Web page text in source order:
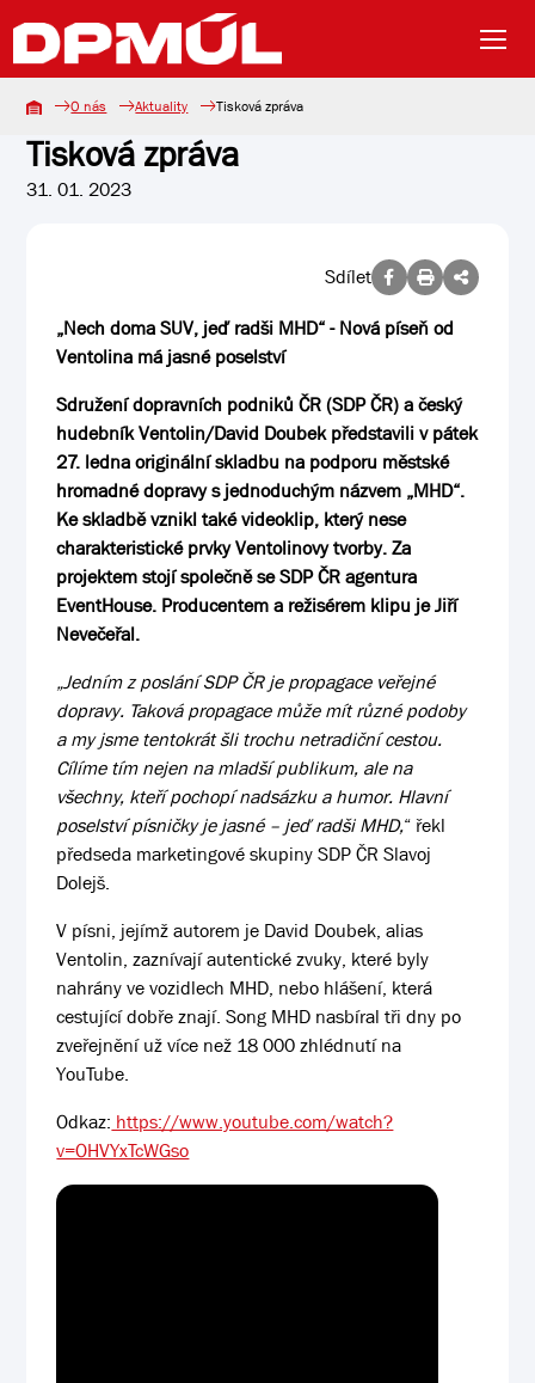
O nás Aktuality Tisková zpráva
Tisková zpráva
31. 01. 2023
Sdílet
„Nech doma SUV, jeď radši MHD“ - Nová píseň od
Ventolina má jasné poselství
Sdružení dopravních podniků ČR (SDP ČR) a český
hudebník Ventolin/David Doubek představili v pátek
27. ledna originální skladbu na podporu městské
hromadné dopravy s jednoduchým názvem „MHD“.
Ke skladbě vznikl také videoklip, který nese
charakteristické prvky Ventolinovy tvorby. Za
projektem stojí společně se SDP ČR agentura
EventHouse. Producentem a režisérem klipu je Jiří
Nevečeřal.
„Jedním z poslání SDP ČR je propagace veřejné
dopravy. Taková propagace může mít různé podoby
a my jsme tentokrát šli trochu netradiční cestou.
Cílíme tím nejen na mladší publikum, ale na
všechny, kteří pochopí nadsázku a humor. Hlavní
poselství písničky je jasné – jeď radši MHD,“ řekl
předseda marketingové skupiny SDP ČR Slavoj
Dolejš.
V písni, jejímž autorem je David Doubek, alias
Ventolin, zaznívají autentické zvuky, které byly
nahrány ve vozidlech MHD, nebo hlášení, která
cestující dobře znají. Song MHD nasbíral tři dny po
zveřejnění už více než 18 000 zhlédnutí na
YouTube.
Odkaz: https://www.youtube.com/watch?
v=OHVYxTcWGso